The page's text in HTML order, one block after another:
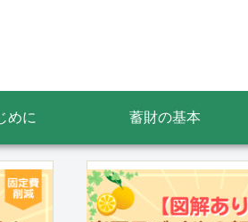
めに 蓄財の基本